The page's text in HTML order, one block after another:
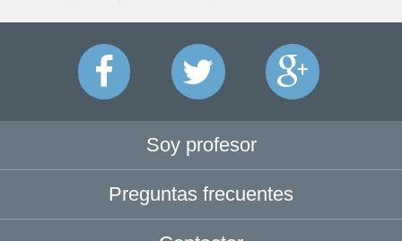
Soy profesor
Preguntas frecuentes